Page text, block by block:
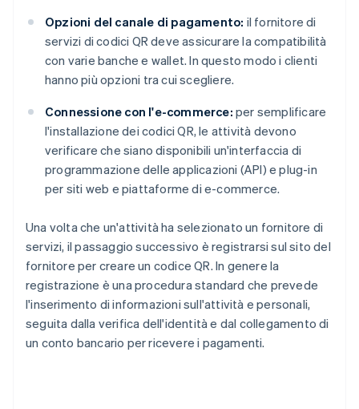
Opzioni del canale di pagamento: il fornitore di
servizi di codici QR deve assicurare la compatibilità
con varie banche e wallet. In questo modo i clienti
hanno più opzioni tra cui scegliere.
Connessione con l'e-commerce: per semplificare
l'installazione dei codici QR, le attività devono
verificare che siano disponibili un'interfaccia di
programmazione delle applicazioni (API) e plug-in
per siti web e piattaforme di e-commerce.
Una volta che un'attività ha selezionato un fornitore di
servizi, il passaggio successivo è registrarsi sul sito del
fornitore per creare un codice QR. In genere la
registrazione è una procedura standard che prevede
l'inserimento di informazioni sull'attività e personali,
seguita dalla verifica dell'identità e dal collegamento di
un conto bancario per ricevere i pagamenti.